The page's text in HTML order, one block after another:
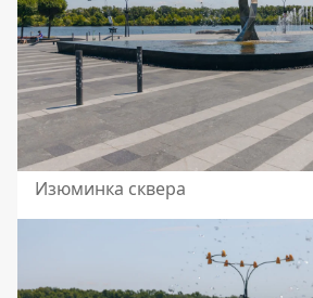
Изюминка сквера